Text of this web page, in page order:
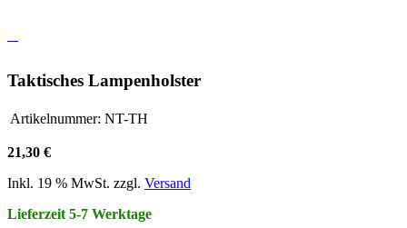
Taktisches Lampenholster
Artikelnummer: NT-TH
21,30 €
Inkl. 19 % MwSt. zzgl. Versand
Lieferzeit 5-7 Werktage